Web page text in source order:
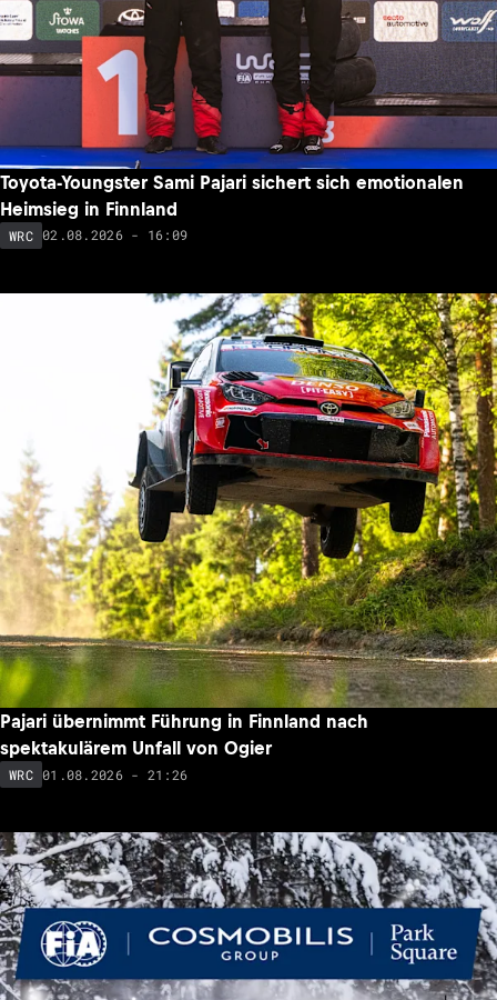
Toyota-Youngster Sami Pajari sichert sich emotionalen
Heimsieg in Finnland
WRC 02.08.2026 - 16:09
Pajari übernimmt Führung in Finnland nach
spektakulärem Unfall von Ogier
WRC 01.08.2026 - 21:26